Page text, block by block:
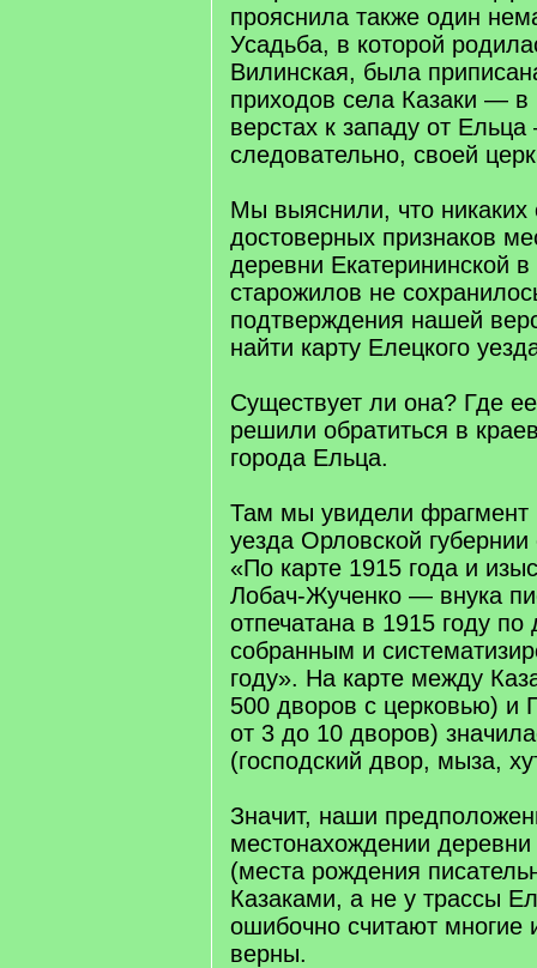
прояснила также один
Усадьба, в которой
Вилинская, была
приходов села Казаки — в
верстах к западу от
следовательно, своей
Мы выяснили, что никаких
достоверных признаков
деревни Екатерининской
старожилов не
подтверждения нашей
найти карту Елецкого
Существует ли она? Где
решили обратиться в
города Ельца.
Там мы увидели фрагмент
уезда Орловской
«По карте 1915 года и
Лобач-Жученко — внука
отпечатана в 1915 году
собранным и
году». На карте между
500 дворов с церковью) и
от 3 до 10 дворов)
(господский двор, мыза,
Значит, наши
местонахождении деревни
(места рождения
Казаками, а не у трассы
ошибочно считают многие
верны.